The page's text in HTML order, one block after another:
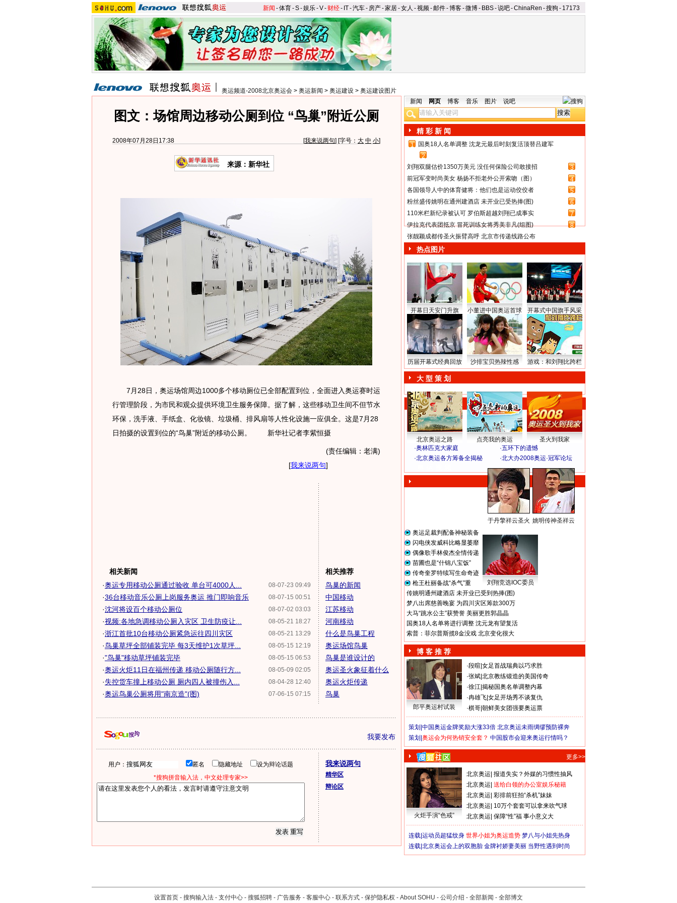
新闻 -体育-S-娱乐-V- 财经- IT-汽车- 房产-家居-女人 -视频-邮件-博客-微博- BBS-说吧-ChinaRen -搜狗 - 17173
奥运频道-2008北京奥运会 > 奥运新闻 > 奥运建设 > 奥运建设图片
图文：场馆周边移动公厕到位 “鸟巢”附近公厕
2008年07月28日17:38 [我来说两句] [字号： 大 中 小]
来源：新华社
7月28日，奥运场馆周边1000多个移动厕位已全部配置到位，全面进入奥运赛时运
行管理阶段，为市民和观众提供环境卫生服务保障。据了解，这些移动卫生间不但节水
环保，洗手液、手纸盒、化妆镜、垃圾桶、排风扇等人性化设施一应俱全。这是7月28
日拍摄的设置到位的“鸟巢”附近的移动公厕。 新华社记者李紫恒摄
(责任编辑：老满)
[我来说两句]
相关新闻
08-07-23 09:49
·奥运专用移动公厕通过验收 单台可4000人...
08-07-15 00:51
·36台移动音乐公厕上岗服务奥运 推门即响音乐
08-07-02 03:03
·沈河将设百个移动公厕位
08-05-21 18:27
·视频:各地急调移动公厕入灾区 卫生防疫让...
08-05-21 13:29
·浙江首批10台移动公厕紧急运往四川灾区
08-05-15 12:19
·鸟巢草坪全部铺装完毕 每3天维护1次草坪...
08-05-15 06:53
·"鸟巢"移动草坪铺装完毕
08-05-09 02:05
·奥运火炬11日在福州传递 移动公厕随行方...
08-04-28 12:40
·失控货车撞上移动公厕 厕内四人被撞伤入...
07-06-15 07:15
·奥运鸟巢公厕将用"南京造"(图)
相关推荐
鸟巢的新闻
中国移动
江苏移动
河南移动
什么是鸟巢工程
奥运场馆鸟巢
鸟巢是谁设计的
奥运圣火象征着什么
奥运火炬传递
鸟巢
我要发布
用户： 匿名 隐藏地址
设为辩论话题
*搜狗拼音输入法，中文处理专家>>
我来说两句
精华区
辩论区
新闻 网页 博客 音乐 图片 说吧
精 彩 新 闻
1
国奥18人名单调整 沈龙元最后时刻复活顶替吕建军
2
刘翔双腿估价1350万美元 没任何保险公司敢接招
3
前冠军变时尚美女 杨扬不拒老外公开索吻（图）
4
各国领导人中的体育健将：他们也是运动佼佼者
5
粉丝盛传姚明在通州建酒店 未开业已受热捧(图)
6
110米栏新纪录被认可 罗伯斯超越刘翔已成事实
7
伊拉克代表团抵京 冒死训练女将秀美非凡(组图)
8
张靓颖成都传圣火振臂高呼 北京市传递线路公布
热点图片
开幕日天安门升旗 小董进中国奥运首球 开幕式中国旗手风采
历届开幕式经典回放 沙排宝贝热辣性感 游戏：和刘翔比跨栏
大 型 策 划
北京奥运之路 点亮我的奥运
圣火到我家
·奥林匹克大家庭 ·五环下的遗憾
·北京奥运各方筹备全揭秘 ·北大办2008奥运·冠军论坛
于丹擎祥云圣火 姚明传神圣祥云
奥运足裁判配备神秘装备
闪电侠发威科比略显萎靡
偶像歌手林俊杰全情传递
苗圃也是“什锦八宝饭”
传奇奎罗特续写生命奇迹
枪王杜丽备战“杀气”重
刘翔竞选IOC委员
传姚明通州建酒店 未开业已受到热捧(图)
梦八出席慈善晚宴 为四川灾区筹款300万
大马“跳水公主”获赞誉 美丽更胜郭晶晶
国奥18人名单将进行调整 沈元龙有望复活
索普：菲尔普斯揽8金没戏 北京变化很大
博 客 推 荐
郎平奥运村试装
·段暄 女足首战瑞典以巧求胜
·张斌 北京教练锻造的美国传奇
·徐江 揭秘国奥名单调整内幕
·冉雄飞 女足开场秀不谈复仇
·棋哥 朝鲜美女团强要奥运票
策划| 中国奥运金牌奖励大涨33倍 北京奥运未雨绸缪预防裸奔
策划| 奥运会为何热销安全套？ 中国股市会迎来奥运行情吗？
更多>>
火炬手演“色戒”
北京奥运 报道失实？外媒的习惯性抽风
北京奥运 送给白领的办公室娱乐秘籍
北京奥运 彩排前狂拍“杀机”妹妹
北京奥运 10万个套套可以拿来吹气球
北京奥运 保障“性”福 事小意义大
连载| 运动员超猛纹身 世界小姐为奥运造势 梦八与小姐先热身
连载| 北京奥运会上的双胞胎 金牌衬娇妻美丽 当野性遇到时尚
设置首页 - 搜狗输入法 - 支付中心 - 搜狐招聘 - 广告服务 - 客服中心 - 联系方式 - 保护隐私权 - About SOHU - 公司介绍 - 全部新闻 - 全部博文